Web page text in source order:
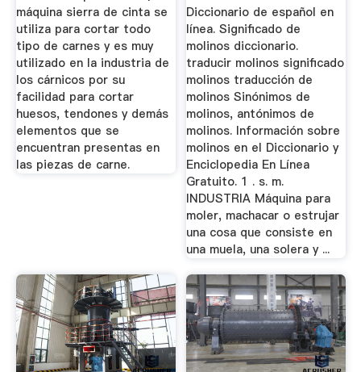
máquina sierra de cinta se
utiliza para cortar todo
tipo de carnes y es muy
utilizado en la industria de
los cárnicos por su
facilidad para cortar
huesos, tendones y demás
elementos que se
encuentran presentas en
las piezas de carne.
Diccionario de español en
línea. Significado de
molinos diccionario.
traducir molinos significado
molinos traducción de
molinos Sinónimos de
molinos, antónimos de
molinos. Información sobre
molinos en el Diccionario y
Enciclopedia En Línea
Gratuito. 1 . s. m.
INDUSTRIA Máquina para
moler, machacar o estrujar
una cosa que consiste en
una muela, una solera y ...